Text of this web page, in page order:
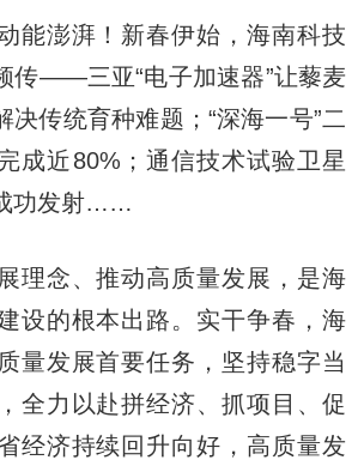
澎湃！新春伊始，海南科技
传——三亚“电子加速器”让藜麦
决传统育种难题；“深海一号”二
成近80%；通信技术试验卫星
功发射……
念、推动高质量发展，是海
设的根本出路。实干争春，海
量发展首要任务，坚持稳字当
全力以赴拼经济、抓项目、促
经济持续回升向好，高质量发